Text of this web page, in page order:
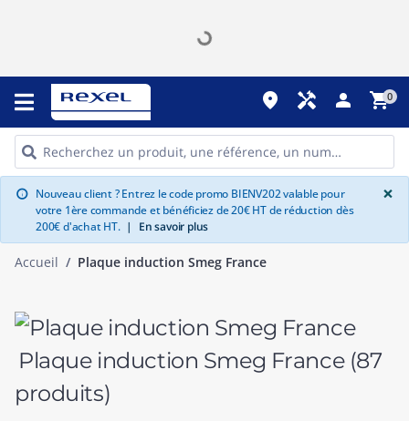
place handyman person shopping_cart0
info Nouveau client ? Entrez le code promo BIENV202 valable pour
votre 1ère commande et bénéficiez de 20€ HT de réduction dès
200€ d'achat HT. | En savoir plus
×
Accueil Plaque induction Smeg France
Plaque induction Smeg France (87
produits)